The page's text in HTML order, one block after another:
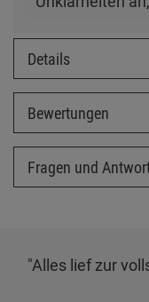
Details
Bewertungen
Fragen und
"Alles lief zur